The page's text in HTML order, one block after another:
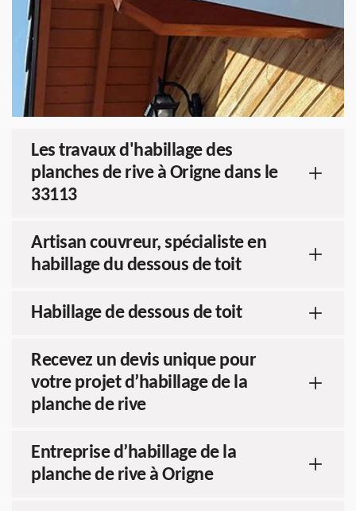
Les travaux d'habillage des
planches de rive à Origne dans le
33113
Artisan couvreur, spécialiste en
habillage du dessous de toit
Habillage de dessous de toit
Recevez un devis unique pour
votre projet d’habillage de la
planche de rive
Entreprise d’habillage de la
planche de rive à Origne